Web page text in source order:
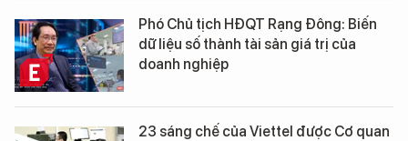
Phó Chủ tịch HĐQT Rạng Đông: Biến
dữ liệu số thành tài sản giá trị của
doanh nghiệp
23 sáng chế của Viettel được Cơ quan